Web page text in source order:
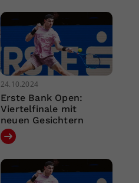
24.10.2024
Erste Bank Open:
Viertelfinale mit
neuen Gesichtern